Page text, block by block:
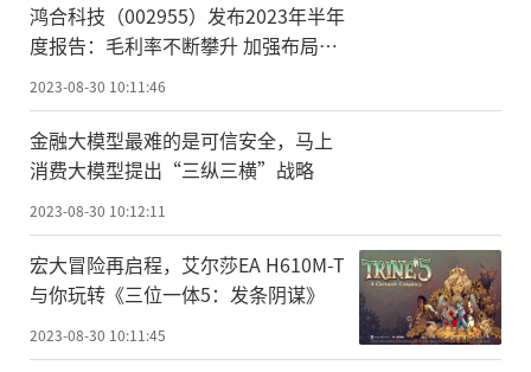
鸿合科技（002955）发布2023年半年
度报告：毛利率不断攀升 加强布局前
沿科技
2023-08-30 10:11:46
金融大模型最难的是可信安全，马上
消费大模型提出“三纵三横”战略
2023-08-30 10:12:11
宏大冒险再启程，艾尔莎EA H610M-T
与你玩转《三位一体5：发条阴谋》
2023-08-30 10:11:45